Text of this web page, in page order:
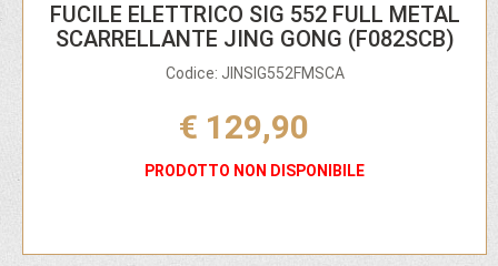
FUCILE ELETTRICO SIG 552 FULL METAL
SCARRELLANTE JING GONG (F082SCB)
Codice: JINSIG552FMSCA
€ 129,90
PRODOTTO NON DISPONIBILE